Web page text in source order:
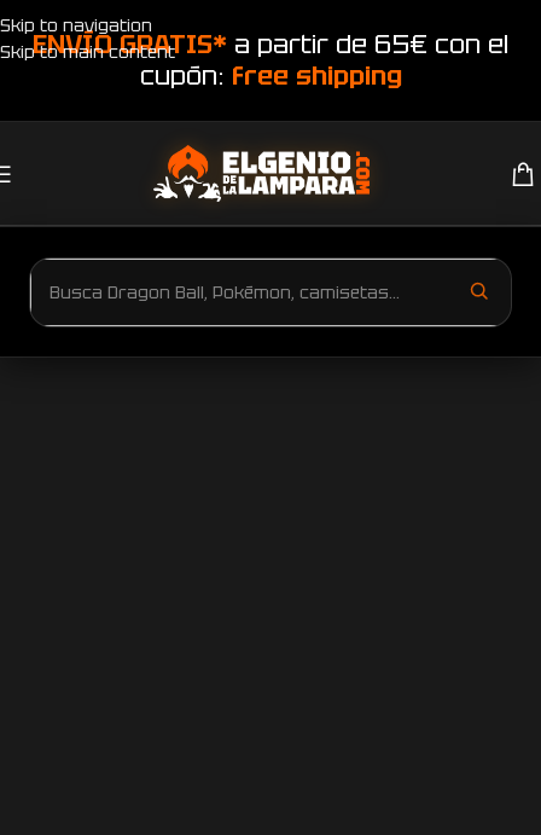
Skip to navigation
Skip to main content
ENVÍO GRATIS* a partir de 65€ con el
cupón: free shipping